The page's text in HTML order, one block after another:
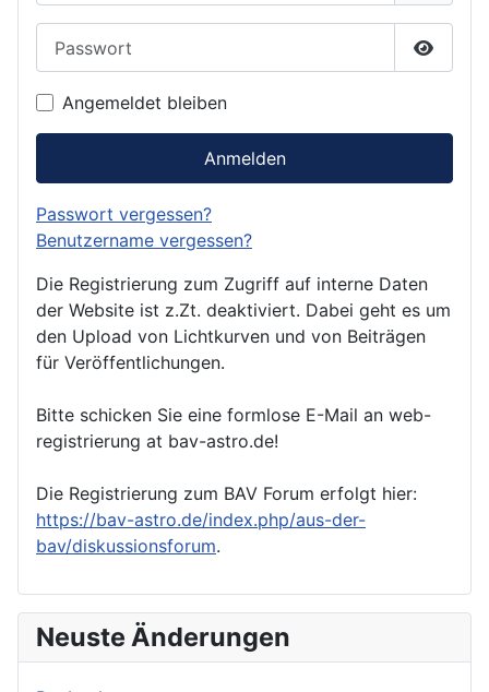
Angemeldet bleiben
Anmelden
Passwort vergessen?
Benutzername vergessen?
Die Registrierung zum Zugriff auf interne Daten
der Website ist z.Zt. deaktiviert. Dabei geht es um
den Upload von Lichtkurven und von Beiträgen
für Veröffentlichungen.
Bitte schicken Sie eine formlose E-Mail an web-
registrierung at bav-astro.de!
Die Registrierung zum BAV Forum erfolgt hier:
https://bav-astro.de/index.php/aus-der-
bav/diskussionsforum.
Neuste Änderungen